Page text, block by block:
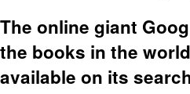
The online giant
the books in the
available on its